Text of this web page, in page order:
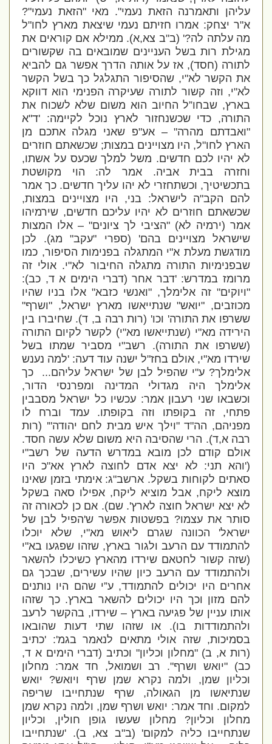
עליהן ותאמרנה הזאת נעמי". מאי "הזאת נעמי"?
א"ר יצחק: אמרו חזיתם נעמי שיצאת מארץ לחו"ל
מה עלתה לה?' (ב"ב צא,א). ממילא אם קוראים את
מגילת רות בשל העניינים שמובאים בה שקשורים
לתורה (חסד), אז על אותה הדרך אפשר גם להביא
את הקשר לא"י, שהסיפור התגלגל כך בשל הקשר
לא"י, וזה קשור לתורה שעיקרה הפנימי הוא דווקא
בארץ, שבחו”ל החיוב הוא משום שלא לשכוח את
התורה, כדי שכשנחזור לארץ נוכל לקיימה: 'ד"א
"ואבדתם מהרה" – אע"פ שאני מגלה אתכם מן
הארץ לחו"ל, היו מצויינים במצות; שכשאתם חוזרים
לא יהיו לכם חדשים. משל למלך שכעס על אשתו,
וחזרה בבית אביה. אמר לה: הוי מקושטת
בתכשיטיך, וכשתחזרי לא יהו עליך חדשים. כך אמר
להם הקב"ה לישראל: בני, היו מצויינים במצות,
שכשאתם חוזרים לא יהיו עליכם חדשים, שירמיהו
אמר (ירמיה לא) "הציבי לך ציונים" – אלו המצות
שישראל מצויינים בהם' (ספרי "עקב" מג). לכן
מודגשת מעלת א"י המתגלה בפנימות הסיפור, כמו
שבפנימיות התורה מתגלה החיבור לא"י. אולי זה
מרומז במדרש: 'דבר אחר (דברי הימים א ד, כב):
"ויוקים" זה אלימלך, "ואנשי כזבא" אלו בניו שהיו
מכוזבים, "יואש" שנתייאשו מארץ ישראל, "ושרף"
ששרפו את התורה' וכו' (רות רבה ב, ד). שחיברו בין
הירידה מא"י (שנתייאשו מא"י) לקשר לקיום התורה
(ששרפו את התורה). רשב"י מסביר שמתו בשל
שירדו מא"י, אולם בחז"ל ישנה עוד דעה: 'למה נענש
אלימלך? ע"י שהפיל לבן של ישראל עליהם... כך
אלימלך היה מגדולי המדינה ומפרנסי הדור,
וכשבאו שני רעבון אמר: עכשיו כל ישראל מסבבין
פתחי, זה בקופתו וזה בקופתו. עמד וברח לו
מפניהם, הה"ד "וילך איש מבית לחם יהודה"' (רות
רבה א,ד). הרי שהסיבה היא משום שלא עשה חסד.
אולם קודם לכן מובא במדרש הדעה של רשב"י
('והא תני: לא יצא אדם לחוצה לארץ אא"כ היו
סאתים לקוחות בשקל. ארשב"ג: אימתי בזמן שאינו
מוצא ליקח, אבל מוציא ליקח, אפילו סאה בשקל
לא יצא ישראל חוצה לארץ'. שם). אם כן לכאורה זה
סותר את עצמו? בפשטות אפשר ש'הפיל לבן של
ישראל' הכוונה שגרם ליאוש מא"י, שלא יוכלו
להתמודד עם הרעב ולגור בארץ, שזהו שפגעו בא"י
(שזה קשור לחטאם שירדו מהארץ כשיכלו להשאר
ולהתמודד עם הרעב כיון שהיו עשירים, שבכך גם
אחרים היו יכולים להתמודד, ע”י שהם היו נותנים
להם מזון וכך היו יכולים להשאר בארץ. כך שזהו
אותו עניין של פגיעה בארץ – שירדו, בהקשר לרעב
ולהתמודדות בו). או שזהו שתי דעות שהובאו
בסמיכות, שזה אולי מתאים לנאמר בגמ': 'כתיב
(רות א, ב) "מחלון וכליון" וכתיב (דברי הימים א ד,
כב) "יואש ושרף". רב ושמואל, חד אמר: מחלון
וכליון שמן, ולמה נקרא שמן שרף ויואש? יואש
שנתיאשו מן הגאולה, שרף שנתחייבו שריפה
למקום. וחד אמר: יואש ושרף שמן, ולמה נקרא שמן
מחלון וכליון? מחלון שעשו גופן חולין, וכליון
שנתחייבו כליה למקום' (ב"ב צא, ב). 'שנתחייבו